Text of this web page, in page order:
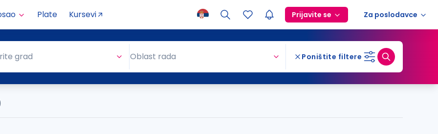
Plate Kursevi Prijavite se Za poslodavce
grad Oblast rada Poništite filtere